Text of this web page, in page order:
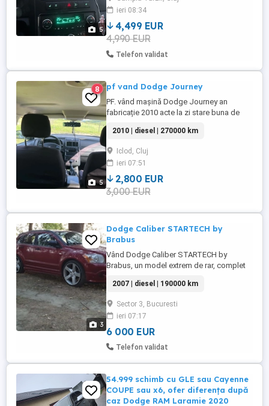
5
masina are 7 locuri !!! Masina pt
pretentiosi, masina trage perfect, cutia 10
10,
ieri 08:34
4,499 EUR
4,990 EUR
Telefon validat
5
8 pf vand Dodge Journey
PF. vând mașină Dodge Journey an
fabricație 2010 acte la zi stare buna de
2010 | diesel | 270000 km
Iclod, Cluj
ieri 07:51
2,800 EUR
3,000 EUR
3
Dodge Caliber STARTECH by
Brabus
Vând Dodge Caliber STARTECH by
Brabus, un model extrem de rar, complet
are kitul original STARTECH, jante R20
STARTECH și multiple upgrade-uri
premium, fiind ideală pentru cine caută
ceva diferit și exclusivist. Dotări &
modificări:Kit body STARTECH original ...
2007 | diesel | 190000 km
Sector 3, Bucuresti
ieri 07:17
6 000 EUR
Telefon validat
54.999 schimb cu GLE sau Cayenne
COUPE sau x6, ofer diferența după
caz Dodge RAM Laramie 2020